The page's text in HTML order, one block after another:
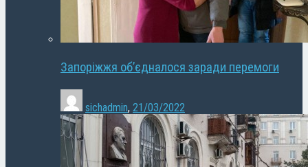
Запоріжжя об’єдналося заради перемоги
sichadmin, 21/03/2022